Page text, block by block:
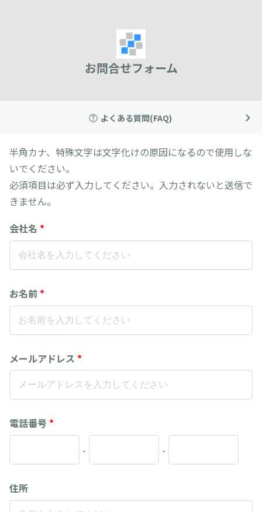
お問合せフォーム
よくある質問(FAQ)
半角カナ、特殊文字は文字化けの原因になるので使用しな
いでください。
必須項目は必ず入力してください。入力されないと送信で
きません。
会社名 *
お名前 *
メールアドレス *
電話番号 *
-
-
住所